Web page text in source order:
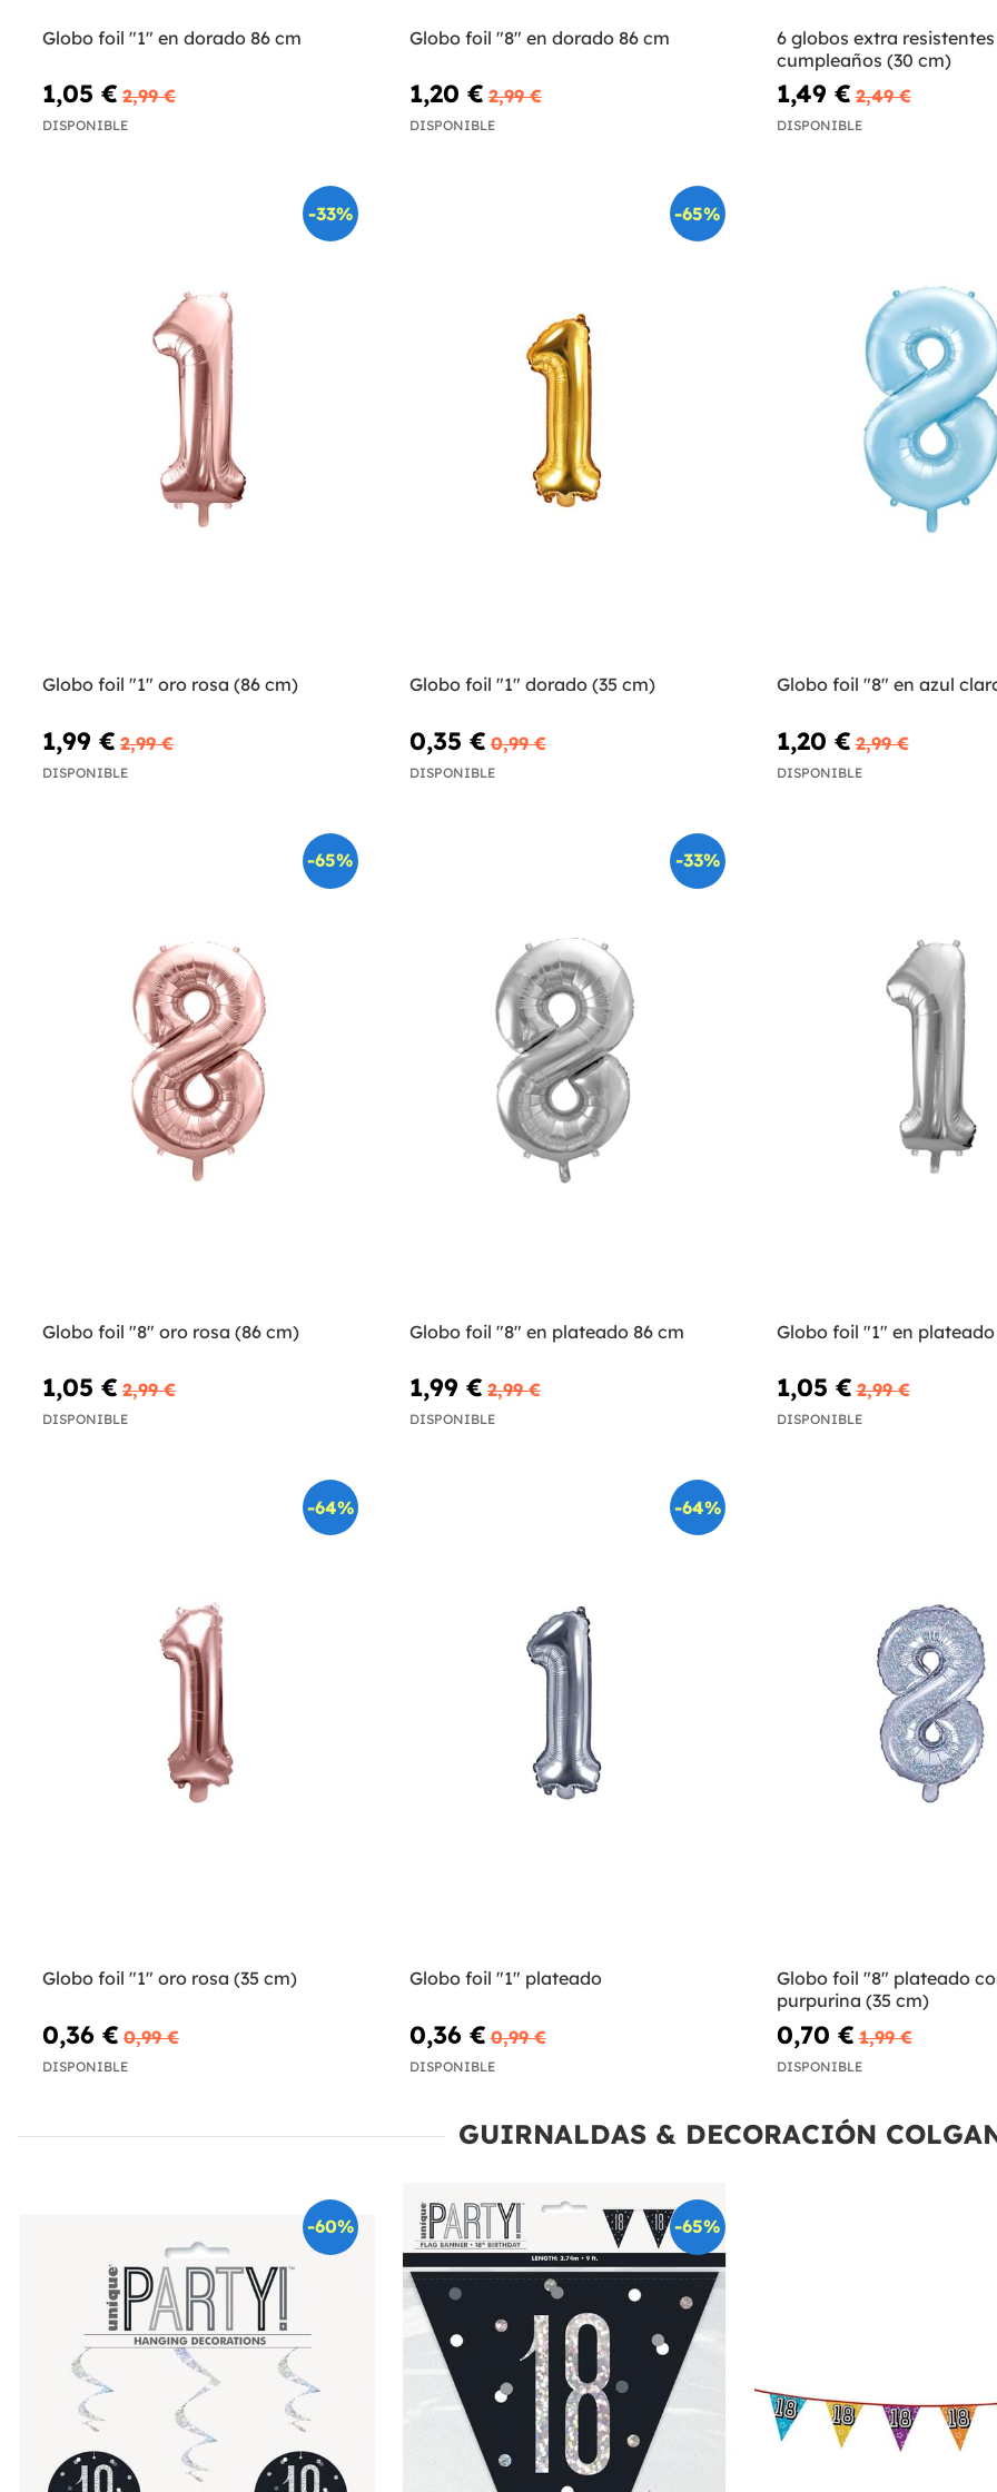
Globo foil "1" en dorado 86 cm
1,05 € 2,99 €
DISPONIBLE
Globo foil "8" en dorado 86 cm
1,20 € 2,99 €
DISPONIBLE
6 globos extra resistentes
cumpleaños (30 cm)
1,49 € 2,49 €
DISPONIBLE
-33%
Globo foil "1" oro rosa (86 cm)
1,99 € 2,99 €
DISPONIBLE
-65%
Globo foil "1" dorado (35 cm)
0,35 € 0,99 €
DISPONIBLE
Globo foil "8" en azul
1,20 € 2,99 €
DISPONIBLE
-65%
Globo foil "8" oro rosa (86 cm)
1,05 € 2,99 €
DISPONIBLE
-33%
Globo foil "8" en plateado 86 cm
1,99 € 2,99 €
DISPONIBLE
Globo foil "1" en plateado
1,05 € 2,99 €
DISPONIBLE
-64%
Globo foil "1" oro rosa (35 cm)
0,36 € 0,99 €
DISPONIBLE
-64%
Globo foil "1" plateado
0,36 € 0,99 €
DISPONIBLE
Globo foil "8" plateado
purpurina (35 cm)
0,70 € 1,99 €
DISPONIBLE
GUIRNALDAS & DECORACIÓN
-60% -65%